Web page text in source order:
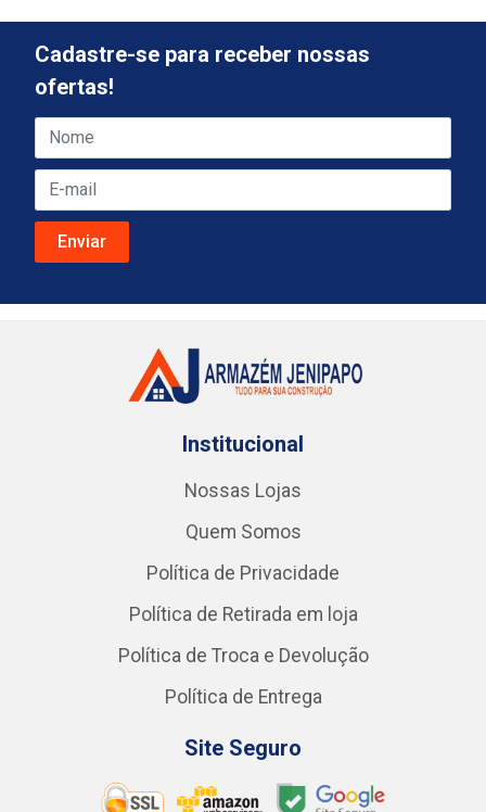
Cadastre-se para receber nossas
ofertas!
Institucional
Nossas Lojas
Quem Somos
Política de Privacidade
Política de Retirada em loja
Política de Troca e Devolução
Política de Entrega
Site Seguro